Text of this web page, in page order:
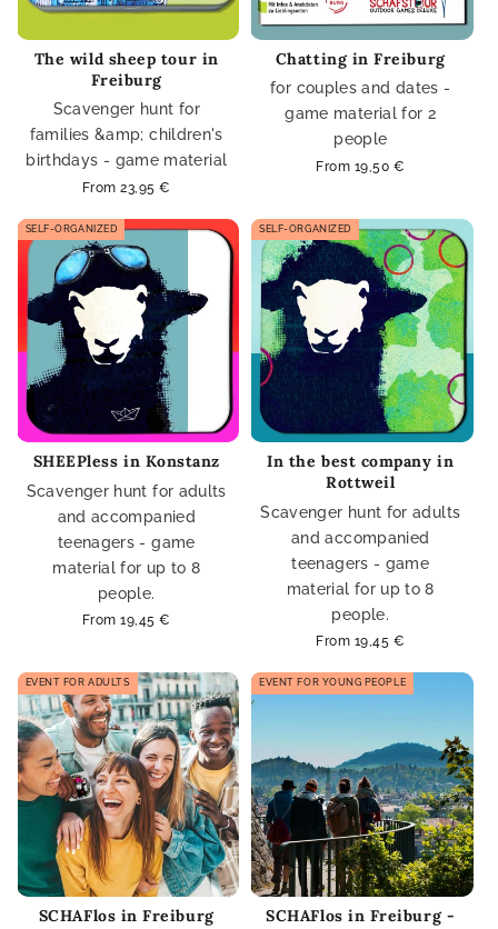
The wild sheep tour in
Freiburg
Scavenger hunt for
families &amp; children's
birthdays - game material
Regular
From 23,95 €
Chatting in Freiburg
for couples and dates -
game material for 2
people
Regular
From 19,50 €
SELF-ORGANIZED
SHEEPless in Konstanz
Scavenger hunt for adults
and accompanied
teenagers - game
material for up to 8
people.
Regular
From 19,45 €
SELF-ORGANIZED
In the best company in
Rottweil
Scavenger hunt for adults
and accompanied
teenagers - game
material for up to 8
people.
Regular
From 19,45 €
EVENT FOR ADULTS
SCHAFlos in Freiburg
EVENT FOR YOUNG PEOPLE
SCHAFlos in Freiburg -